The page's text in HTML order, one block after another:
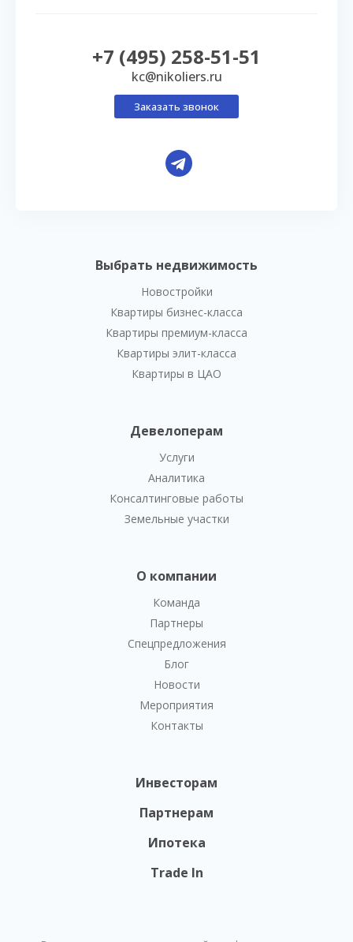
Выбрать недвижимость
Новостройки
Квартиры бизнес-класса
Квартиры премиум-класса
Квартиры элит-класса
Квартиры в ЦАО
Девелоперам
Услуги
Аналитика
Консалтинговые работы
Земельные участки
О компании
Команда
Партнеры
Спецпредложения
Блог
Новости
Мероприятия
Контакты
Инвесторам
Партнерам
Ипотека
Trade In
+7 (495) 258-51-51
kc@nikoliers.ru
Заказать звонок